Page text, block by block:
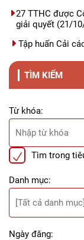
27 TTHC được
giải quyết(21/
Tập huấn Cải
TÌM KIẾM
Từ khóa:
Tìm trong
Danh mục:
Ngày đăng: